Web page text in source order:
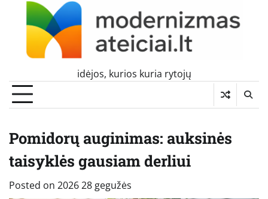
content
idėjos, kurios kuria rytojų
Pomidorų auginimas: auksinės
taisyklės gausiam derliui
Posted on 2026 28 gegužės